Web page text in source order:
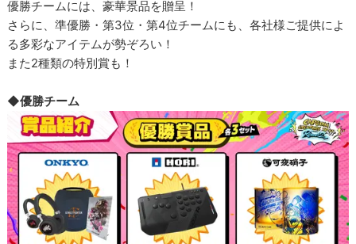
優勝チームには、豪華景品を贈呈！
さらに、準優勝・第3位・第4位チームにも、各社様ご提供によ
る多彩なアイテムが勢ぞろい！
また2種類の特別賞も！
◆優勝チーム